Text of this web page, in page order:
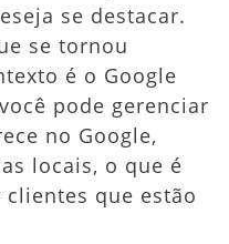
se destacar.
se tornou
é o Google
pode gerenciar
no Google,
locais, o que é
que estão